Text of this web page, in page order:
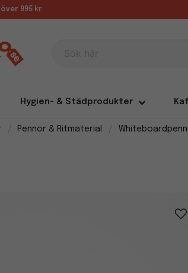
995 kr
Hygien- & Städprodukter
Pennor & Ritmaterial